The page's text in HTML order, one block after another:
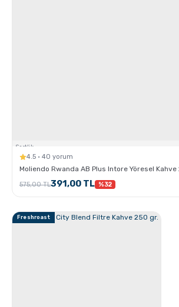
Sertlik:
4.5 · 40 yorum
Moliendo Rwanda AB Plus Intore Yöresel Kahve
575,00 TL391,00 TL %32
Freshroast